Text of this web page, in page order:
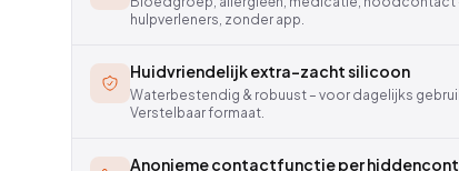
hulpverleners, zonder app.
Huidvriendelijk extra-zacht silicoon
Waterbestendig & robuust – voor dagelijks
Verstelbaar formaat.
Anonieme contactfunctie per